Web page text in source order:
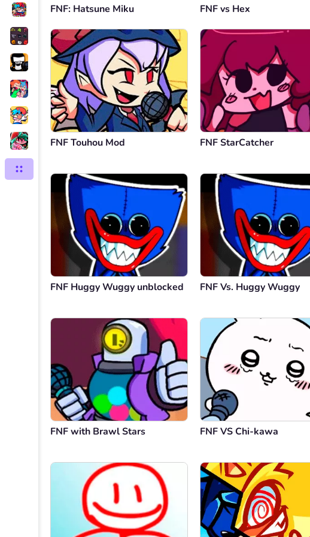
FNF: Hatsune Miku FNF vs Hex
FNF Touhou Mod FNF StarCatcher
FNF Huggy Wuggy unblocked FNF Vs. Huggy Wuggy
FNF with Brawl Stars FNF VS Chi-kawa